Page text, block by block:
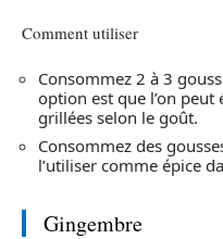
Comment utiliser
Consommez 2 à 3
option est que l’on
grillées selon le goût.
Consommez des
l’utiliser comme épice
Gingembre